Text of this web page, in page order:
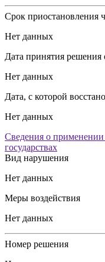
Срок приостановления
Нет данных
Дата принятия решения
Нет данных
Дата, с которой
Нет данных
Сведения о применении
государствах
Вид нарушения
Нет данных
Меры воздействия
Нет данных
Номер решения